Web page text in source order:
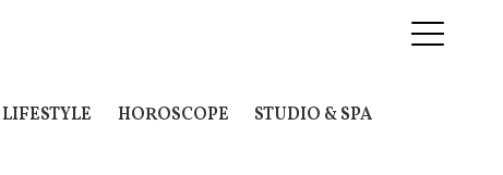
LIFESTYLE HOROSCOPE STUDIO & SPA